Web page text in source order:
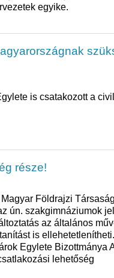
egyike.
is csatakozott a
része!
Földrajzi
ún. szakgimnáziumok
az általános
is
Egylete Bizottmánya
lehetőség